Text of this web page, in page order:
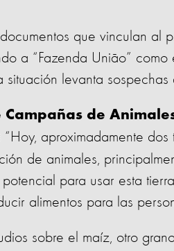
que vinculan al
a “Fazenda União”
levanta sospechas
Campañas de
“Hoy, aproximadamente
de animales,
para usar esta
alimentos para las
sobre el maíz, otro